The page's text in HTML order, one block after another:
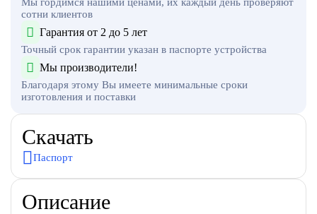
Мы гордимся нашими ценами, их каждый день проверяют
сотни клиентов
Гарантия от 2 до 5 лет
Точный срок гарантии указан в паспорте устройства
Мы производители!
Благодаря этому Вы имеете минимальные сроки
изготовления и поставки
Скачать
Паспорт
Описание